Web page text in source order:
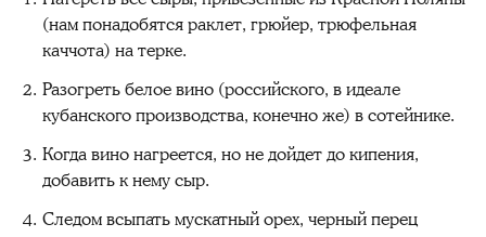
(нам понадобятся раклет, грюйер, трюфельная
каччота) на терке.
Разогреть белое вино (российского, в идеале
кубанского производства, конечно же) в сотейнике.
Когда вино нагреется, но не дойдет до кипения,
добавить к нему сыр.
Следом всыпать мускатный орех, черный перец